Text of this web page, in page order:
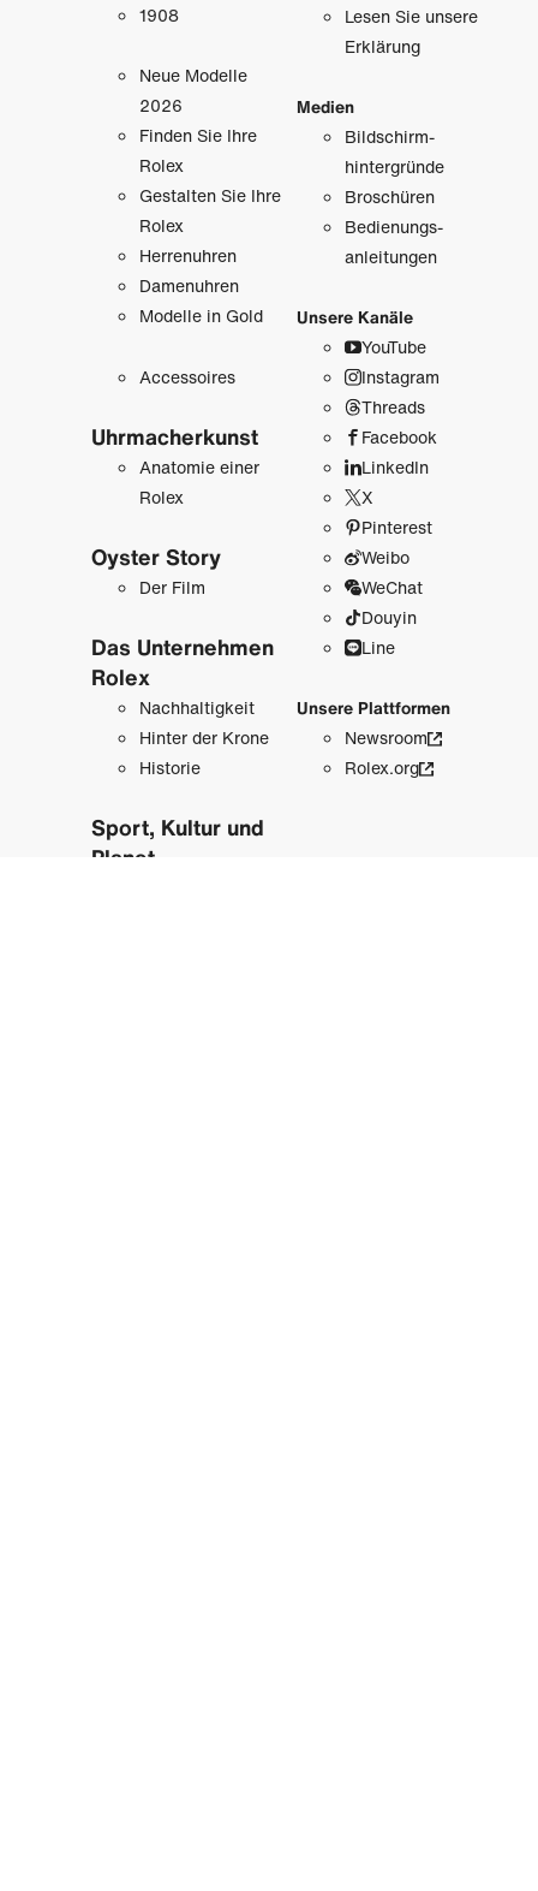
1908
Neue Modelle
2026
Finden Sie Ihre
Rolex
Gestalten Sie Ihre
Rolex
Herrenuhren
Damenuhren
Modelle in Gold
Accessoires
Uhrmacher­kunst
Anatomie einer
Rolex
Oyster Story
Der Film
Das Unternehmen
Rolex
Nachhaltigkeit
Hinter der Krone
Historie
Sport, Kultur und
Planet
Lesen Sie unsere
Erklärung
Medien
Bildschirm­
hintergründe
Broschüren
Bedienungs­
anleitungen
Unsere Kanäle
YouTube
Instagram
Threads
Facebook
LinkedIn
X
Pinterest
Weibo
WeChat
Douyin
Line
Unsere Plattformen
Newsroom
Rolex.org